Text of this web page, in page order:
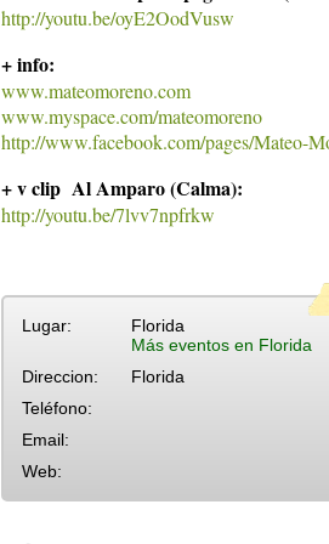
http://youtu.be/oyE2OodVusw
+ info:
www.mateomoreno.com
www.myspace.com/mateomoreno
http://www.facebook.com/pages/Mateo-
+ v clip Al Amparo (Calma):
http://youtu.be/7lvv7npfrkw
Lugar:
Florida
Más eventos en Florida
Direccion:
Florida
Teléfono:
Email:
Web: